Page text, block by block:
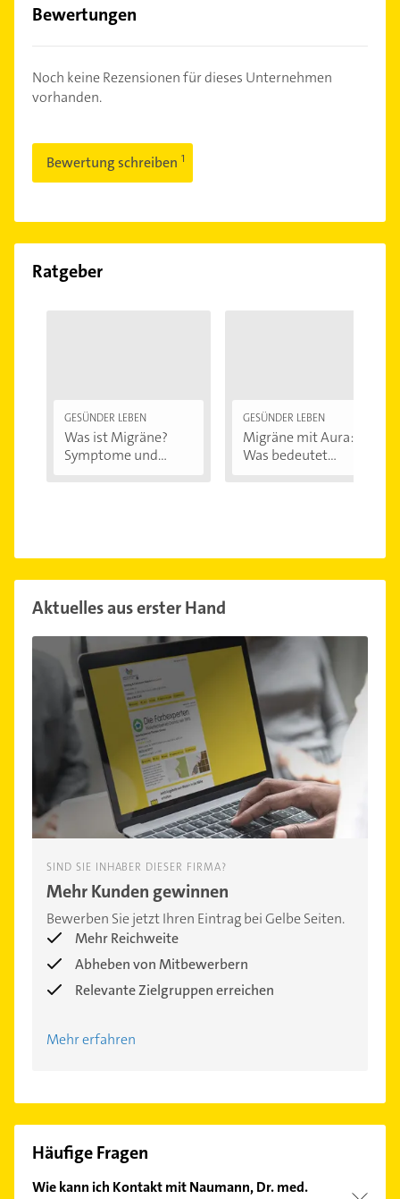
Bewertungen
Noch keine Rezensionen für dieses Unternehmen
vorhanden.
Bewertung schreiben
Ratgeber
GESÜNDER LEBEN
Was ist Migräne?
Symptome und...
GESÜNDER LEBEN
Migräne mit Aura:
Was bedeutet...
Aktuelles aus erster Hand
SIND SIE INHABER DIESER FIRMA?
Mehr Kunden gewinnen
Bewerben Sie jetzt Ihren Eintrag bei Gelbe Seiten.
Mehr Reichweite
Abheben von Mitbewerbern
Relevante Zielgruppen erreichen
Mehr erfahren
Häufige Fragen
Wie kann ich Kontakt mit Naumann, Dr. med.